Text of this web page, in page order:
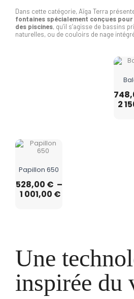
Dans cette catégorie, Aïga Terra
fontaines spécialement conçues pour
des piscines, qu’il s’agisse de bassins
naturelles, ou de couloirs de nage
2
Papillon 650
528,00 € –
1 001,00 €
Une
inspirée du